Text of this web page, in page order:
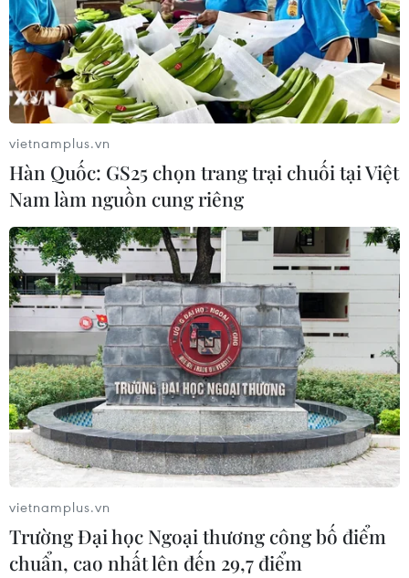
vietnamplus.vn
Hàn Quốc: GS25 chọn trang trại chuối tại Việt
Nam làm nguồn cung riêng
vietnamplus.vn
Trường Đại học Ngoại thương công bố điểm
chuẩn, cao nhất lên đến 29,7 điểm